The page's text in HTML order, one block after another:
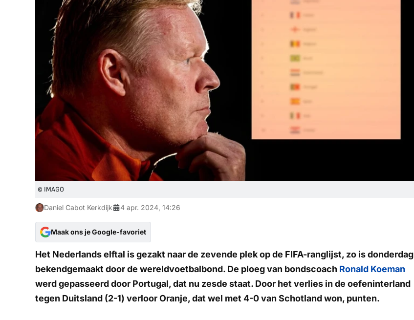
© IMAGO
Daniel Cabot Kerkdijk 4 apr. 2024, 14:26
Maak ons je Google-favoriet
Het Nederlands elftal is gezakt naar de zevende plek op de FIFA-ranglijst, zo is donderdag
bekendgemaakt door de wereldvoetbalbond. De ploeg van bondscoach Ronald Koeman
werd gepasseerd door Portugal, dat nu zesde staat. Door het verlies in de oefeninterland
tegen Duitsland (2-1) verloor Oranje, dat wel met 4-0 van Schotland won, punten.